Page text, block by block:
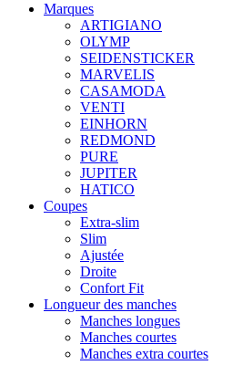
Marques
ARTIGIANO
OLYMP
SEIDENSTICKER
MARVELIS
CASAMODA
VENTI
EINHORN
REDMOND
PURE
JUPITER
HATICO
Coupes
Extra-slim
Slim
Ajustée
Droite
Confort Fit
Longueur des manches
Manches longues
Manches courtes
Manches extra courtes